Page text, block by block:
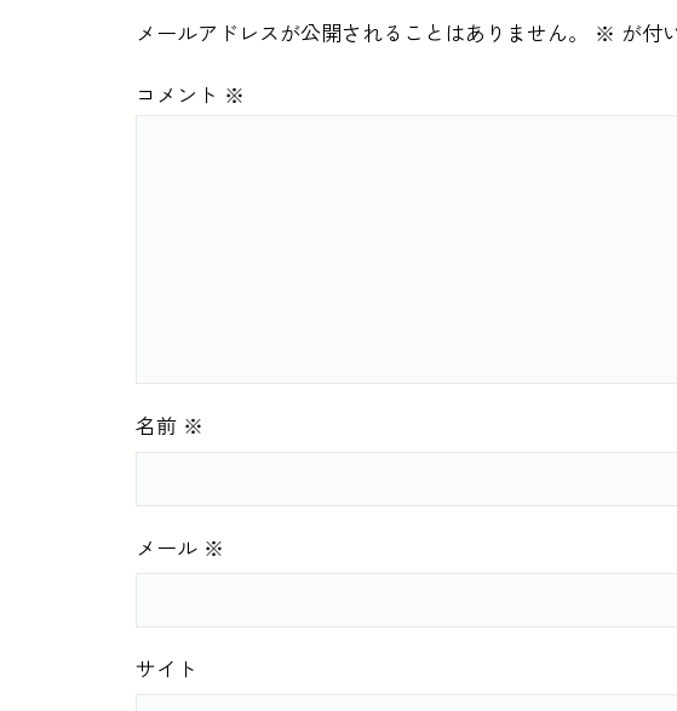
メールアドレスが公開されることはありません。 ※ が付
コメント ※
名前 ※
メール ※
サイト